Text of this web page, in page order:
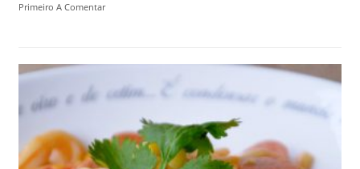
Primeiro A Comentar